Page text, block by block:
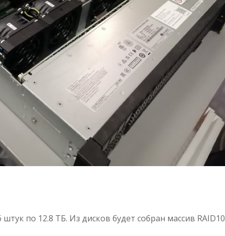
по 12.8 ТБ. Из дисков будет собран массив RAID10